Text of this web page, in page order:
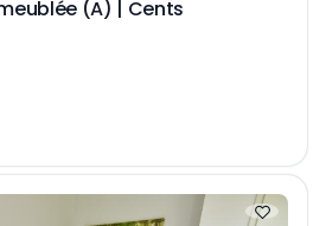
(A) | Cents